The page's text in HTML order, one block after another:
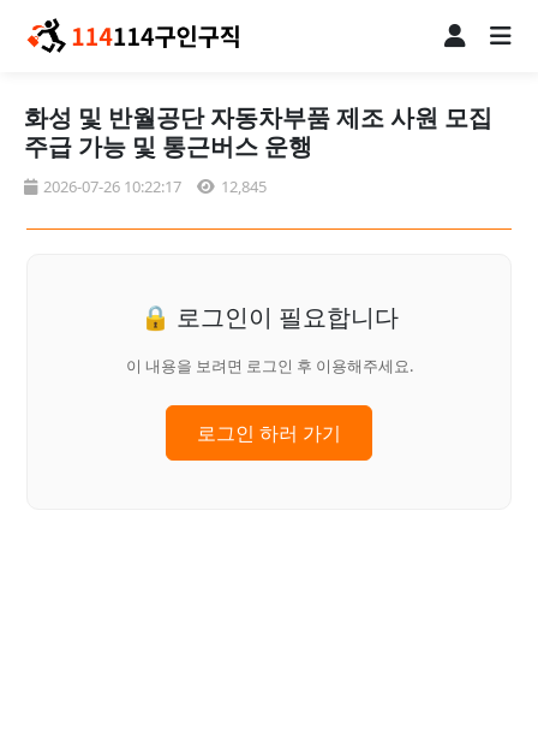
화성 및 반월공단 자동차부품 제조 사원 모집
주급 가능 및 통근버스 운행
2026-07-26 10:22:17 12,845
🔒 로그인이 필요합니다
이 내용을 보려면 로그인 후 이용해주세요.
로그인 하러 가기